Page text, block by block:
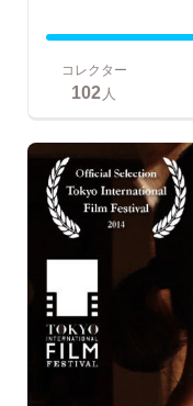
コレクター
102 人